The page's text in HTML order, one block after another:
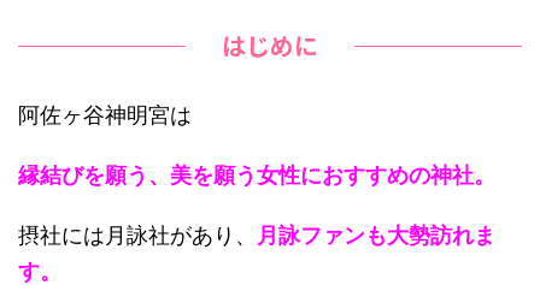
はじめに
阿佐ヶ谷神明宮は
縁結びを願う、美を願う女性におすすめの神社。
摂社には月詠社があり、
月詠ファンも大勢訪れま
す。